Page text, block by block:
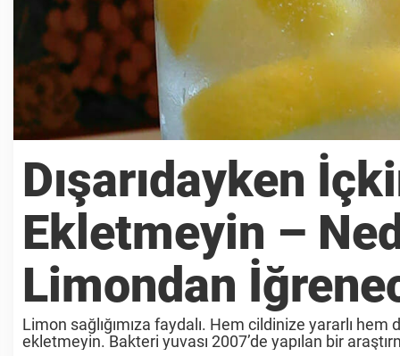
Dışarıdayken
Ekletmeyin –
Limondan
Limon sağlığımıza faydalı. Hem cildinize yararlı
ekletmeyin. Bakteri yuvası 2007’de yapılan bir